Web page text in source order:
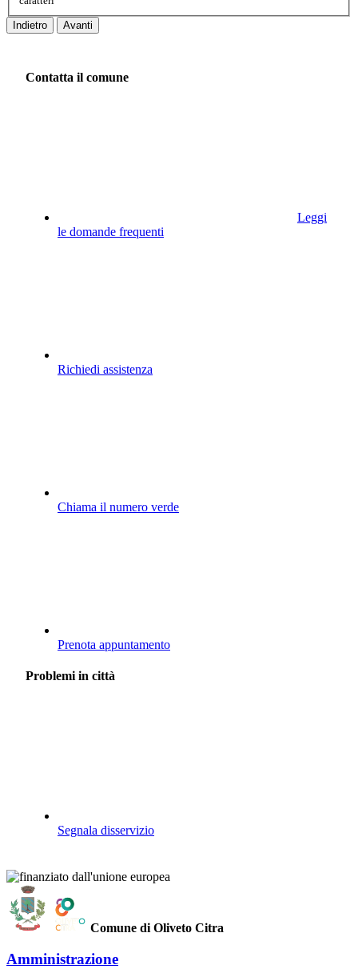
Indietro Avanti
Contatta il comune
Leggi
le domande frequenti
Richiedi assistenza
Chiama il numero verde
Prenota appuntamento
Problemi in città
Segnala disservizio
Comune di Oliveto Citra
Amministrazione